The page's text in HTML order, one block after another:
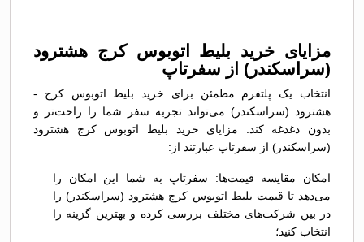
مزایای خرید بلیط اتوبوس کرج هشترود
(سراسکندر) از سفرتاپ
انتخاب یک پلتفرم مطمئن برای خرید بلیط اتوبوس کرج -
هشترود (سراسکندر) می‌تواند تجربه سفر شما را راحت‌تر و
بدون دغدغه کند. مزایای خرید بلیط اتوبوس کرج هشترود
(سراسکندر) از سفرتاپ عبارتند از:
امکان مقایسه قیمت‌ها: سفرتاپ به شما این امکان را
می‌دهد تا قیمت بلیط اتوبوس کرج هشترود (سراسکندر) را
در بین شرکت‌های مختلف بررسی کرده و بهترین گزینه را
انتخاب کنید؛